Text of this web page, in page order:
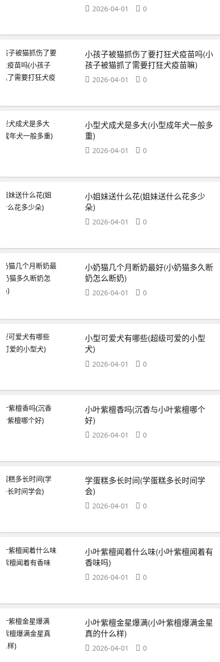
2026-04-01 0
小孩子被猫抓伤了要打狂犬疫苗吗(小
孩子被猫抓了需要打狂犬疫苗嘛)
2026-04-01 0
小型犬成犬是多大(小型成年犬一般多
重)
2026-04-01 0
小姐妹送什么花(姐妹送什么花多少
朵)
2026-04-01 0
小奶猫几个月断奶最好(小奶猫多久断
奶怎么断奶)
2026-04-01 0
小型可爱犬有哪些(超级可爱的小型
犬)
2026-04-01 0
小叶紫檀香吗(沉香与小叶紫檀哪个
好)
2026-04-01 0
学蛋糕多长时间(学蛋糕多长时间学
会)
2026-04-01 0
小叶紫檀闻着什么味(小叶紫檀闻着有
香味吗)
2026-04-01 0
小叶紫檀金星爆满(小叶紫檀爆满金星
真的什么样)
2026-04-01 0